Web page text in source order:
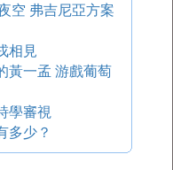
空 弗吉尼亞方案
相見
黃一孟 游戲葡萄
學審視
多少？